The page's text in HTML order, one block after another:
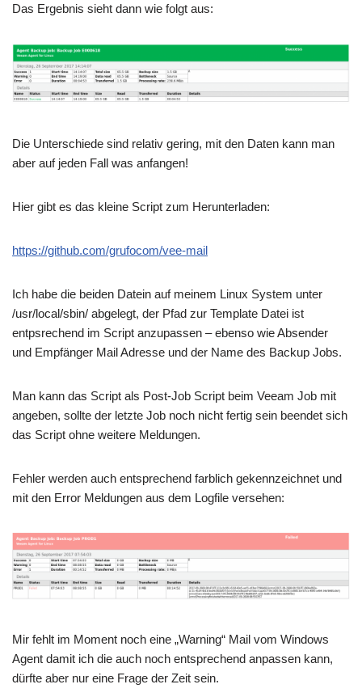
Das Ergebnis sieht dann wie folgt aus:
Die Unterschiede sind relativ gering, mit den Daten kann man
aber auf jeden Fall was anfangen!
Hier gibt es das kleine Script zum Herunterladen:
https://github.com/grufocom/vee-mail
Ich habe die beiden Datein auf meinem Linux System unter
/usr/local/sbin/ abgelegt, der Pfad zur Template Datei ist
entpsrechend im Script anzupassen – ebenso wie Absender
und Empfänger Mail Adresse und der Name des Backup Jobs.
Man kann das Script als Post-Job Script beim Veeam Job mit
angeben, sollte der letzte Job noch nicht fertig sein beendet sich
das Script ohne weitere Meldungen.
Fehler werden auch entsprechend farblich gekennzeichnet und
mit den Error Meldungen aus dem Logfile versehen:
Mir fehlt im Moment noch eine „Warning“ Mail vom Windows
Agent damit ich die auch noch entsprechend anpassen kann,
dürfte aber nur eine Frage der Zeit sein.